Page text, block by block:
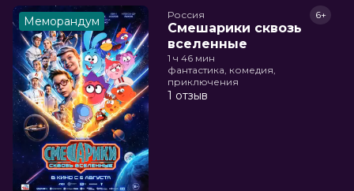
Меморандум Россия
Смешарики сквозь
вселенные
6+
1 ч 46 мин
фантастика, комедия,
приключения
1 отзыв